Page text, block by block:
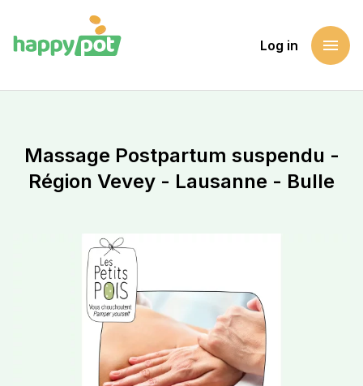
Log in menu
Massage Postpartum suspendu -
Région Vevey - Lausanne - Bulle